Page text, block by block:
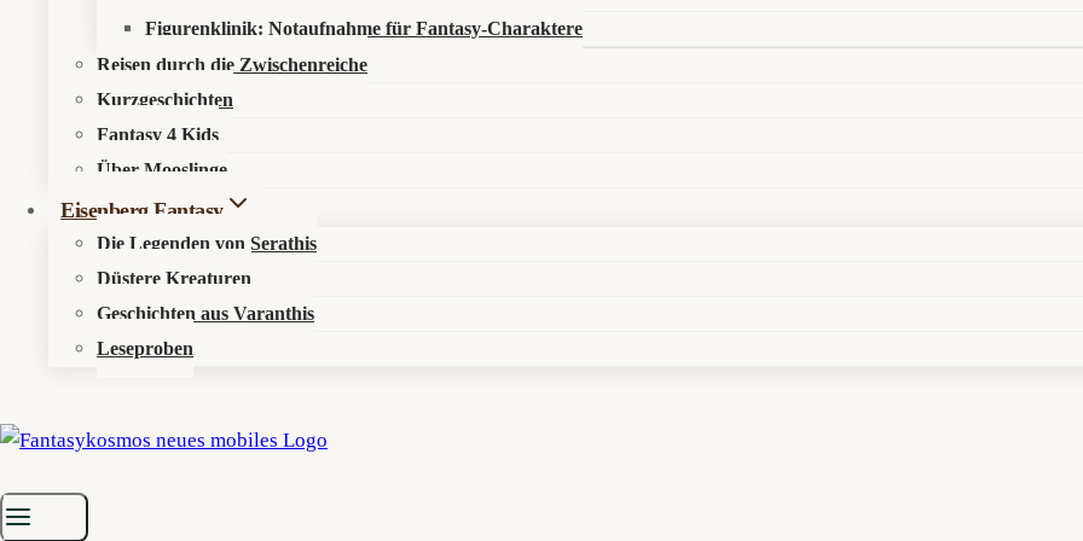
Figurenklinik: Notaufnahme für Fantasy-Charaktere
Reisen durch die Zwischenreiche
Kurzgeschichten
Fantasy 4 Kids
Über Mooslinge
Eisenberg Fantasy
Die Legenden von Serathis
Düstere Kreaturen
Geschichten aus Varanthis
Leseproben
Arghul’Nok – ein gefesselter Fluch aus Rinde, Blut und Wut. Halb Baum, halb Dämon, ganz Vergeltung. Wo er
Weiterlesen
Arghul’Nok
–
Der
Gebundene
Über den Fantasykosmos